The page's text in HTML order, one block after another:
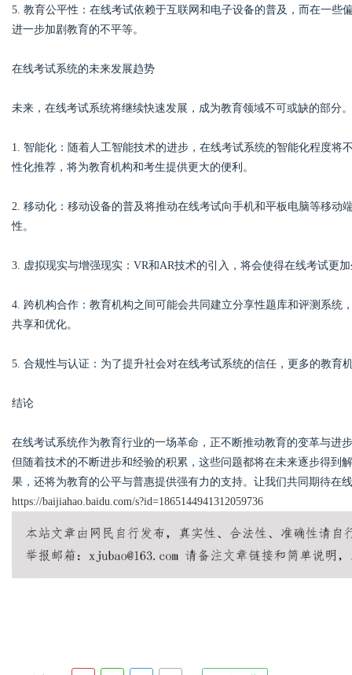
5. 教育公平性：在线考试依赖于互联网和电子设备的普及，而在一
进一步加剧教育的不平等。
在线考试系统的未来发展趋势
未来，在线考试系统将继续快速发展，成为教育领域不可或缺的部分
1. 智能化：随着人工智能技术的进步，在线考试系统的智能化程度
性化推荐，将为教育机构和考生提供更大的便利。
2. 移动化：移动设备的普及将推动在线考试向手机和平板电脑等移
性。
3. 虚拟现实与增强现实：VR和AR技术的引入，将会使得在线考试更
4. 跨机构合作：教育机构之间可能会共同建立分享性题库和评测系
共享和优化。
5. 合规性与认证：为了提升社会对在线考试系统的信任，更多的教育
结论
在线考试系统作为教育行业的一场革命，正不断推动教育的变革与进
但随着技术的不断进步和经验的积累，这些问题都将在未来逐步得到
果，还将为教育的公平与普惠提供强有力的支持。让我们共同期待在
https://baijiahao.baidu.com/s?id=1865144941312059736